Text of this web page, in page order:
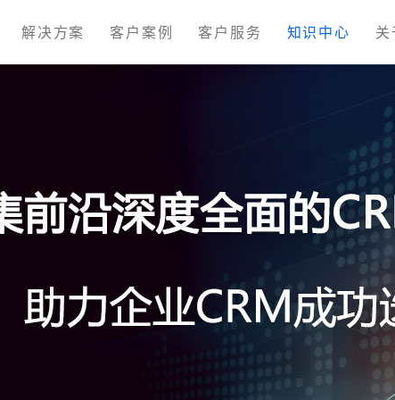
解决方案 客户案例 客户服务 知识中心 关